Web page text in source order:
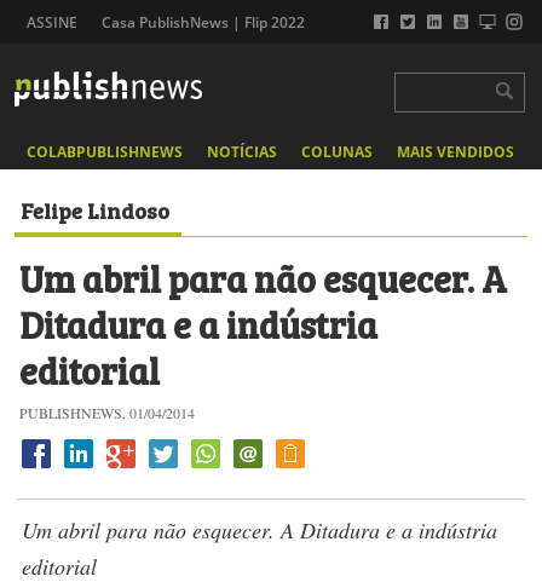
ASSINE Casa PublishNews | Flip 2022
COLABPUBLISHNEWS NOTÍCIAS COLUNAS MAIS VENDIDOS
Felipe Lindoso
Um abril para não esquecer. A
Ditadura e a indústria
editorial
PUBLISHNEWS, 01/04/2014
Um abril para não esquecer. A Ditadura e a indústria
editorial